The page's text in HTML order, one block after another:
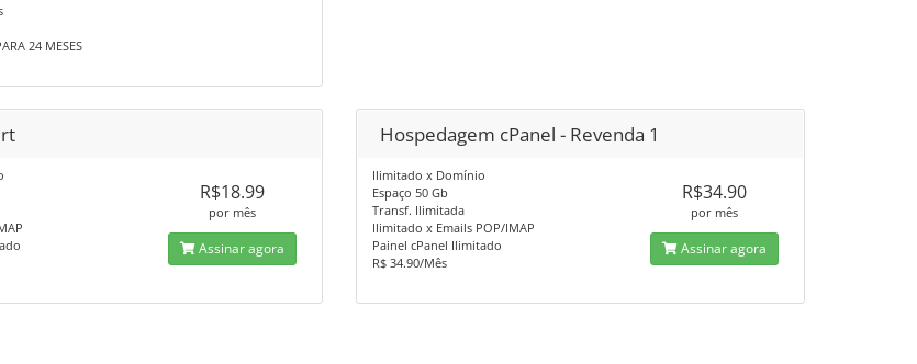
24 MESES
R$18.99
por mês
Assinar agora
Hospedagem cPanel - Revenda 1
Ilimitado x Domínio
Espaço 50 Gb
Transf. Ilimitada
Ilimitado x Emails POP/IMAP
Painel cPanel Ilimitado
R$ 34.90/Mês
R$34.90
por mês
Assinar agora